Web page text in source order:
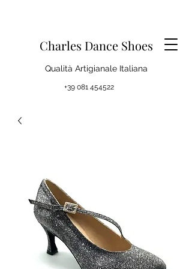
Charles Dance Shoes
Qualità Artigianale Italiana
+39 081 454522